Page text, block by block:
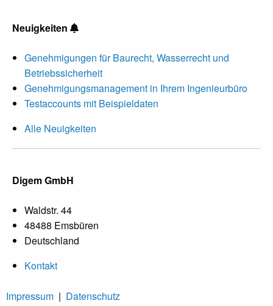
Neuigkeiten
Genehmigungen für Baurecht, Wasserrecht und
Betriebssicherheit
Genehmigungsmanagement in Ihrem Ingenieurbüro
Testaccounts mit Beispieldaten
Alle Neuigkeiten
Digem GmbH
Waldstr. 44
48488 Emsbüren
Deutschland
Kontakt
Impressum | Datenschutz